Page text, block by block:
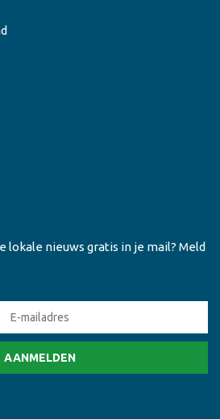
lokale nieuws gratis in je mail? Meld